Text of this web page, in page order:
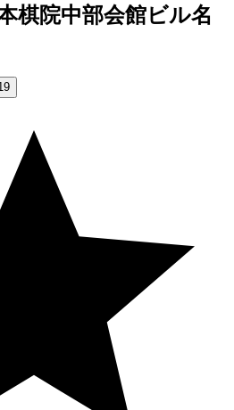
棋院中部会館ビル名